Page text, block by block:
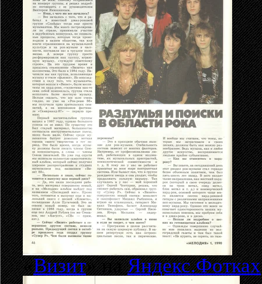
«Визит» наЯндекс.Фотках